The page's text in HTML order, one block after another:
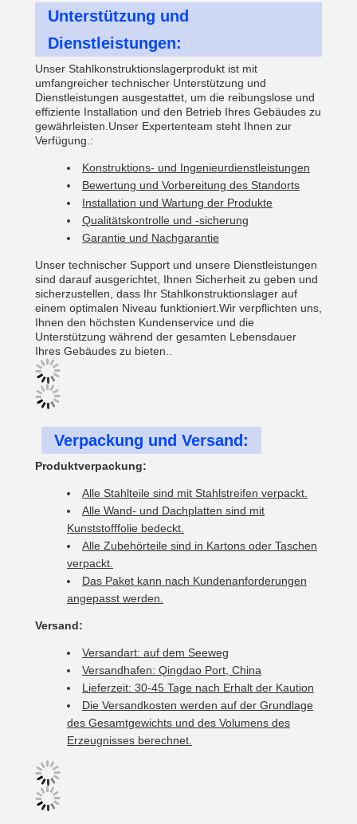
Unterstützung und
Dienstleistungen:
Unser Stahlkonstruktionslagerprodukt ist mit
umfangreicher technischer Unterstützung und
Dienstleistungen ausgestattet, um die reibungslose und
effiziente Installation und den Betrieb Ihres Gebäudes zu
gewährleisten.Unser Expertenteam steht Ihnen zur
Verfügung.:
Konstruktions- und Ingenieurdienstleistungen
Bewertung und Vorbereitung des Standorts
Installation und Wartung der Produkte
Qualitätskontrolle und -sicherung
Garantie und Nachgarantie
Unser technischer Support und unsere Dienstleistungen
sind darauf ausgerichtet, Ihnen Sicherheit zu geben und
sicherzustellen, dass Ihr Stahlkonstruktionslager auf
einem optimalen Niveau funktioniert.Wir verpflichten uns,
Ihnen den höchsten Kundenservice und die
Unterstützung während der gesamten Lebensdauer
Ihres Gebäudes zu bieten..
Verpackung und Versand:
Produktverpackung:
Alle Stahlteile sind mit Stahlstreifen verpackt.
Alle Wand- und Dachplatten sind mit
Kunststofffolie bedeckt.
Alle Zubehörteile sind in Kartons oder Taschen
verpackt.
Das Paket kann nach Kundenanforderungen
angepasst werden.
Versand:
Versandart: auf dem Seeweg
Versandhafen: Qingdao Port, China
Lieferzeit: 30-45 Tage nach Erhalt der Kaution
Die Versandkosten werden auf der Grundlage
des Gesamtgewichts und des Volumens des
Erzeugnisses berechnet.